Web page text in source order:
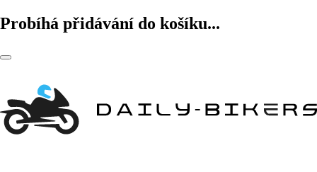
Probíhá přidávání do košíku...